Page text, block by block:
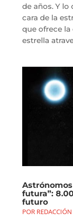
de años. Y lo
cara de la
que ofrece
estrella
futura”:
futuro
POR